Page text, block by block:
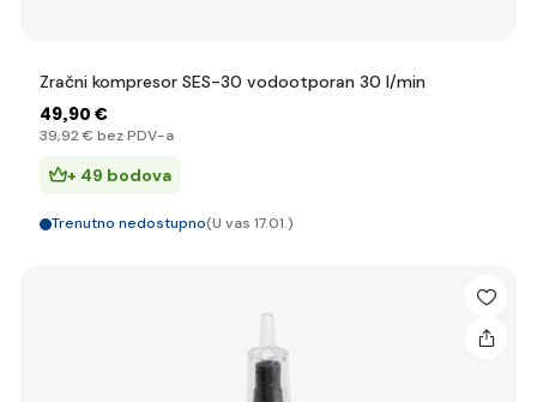
Zračni kompresor SES-30 vodootporan 30 l/min
49,90 €
39,92 € bez PDV-a
+ 49 bodova
Trenutno nedostupno(U vas 17.01.)